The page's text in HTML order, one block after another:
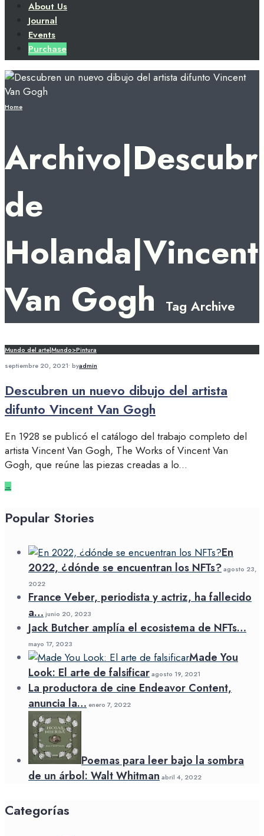
About Us
Journal
Events
Purchase
Home
de
Holanda|Vincent
Van Gogh
Tag Archive
Mundo del arte|Mundo>Pintura
septiembre 20, 2021• byadmin
Descubren un nuevo dibujo del artista
difunto Vincent Van Gogh
En 1928 se publicó el catálogo del trabajo completo del
artista Vincent Van Gogh, The Works of Vincent Van
Gogh, que reúne las piezas creadas a lo...
→
Popular Stories
En
2022, ¿dónde se encuentran los NFTs?agosto 23,
2022
France Veber, periodista y actriz, ha fallecido
a… junio 20, 2023
Jack Butcher amplía el ecosistema de NFTs…
mayo 17, 2023
Made You
Look: El arte de falsificaragosto 19, 2021
La productora de cine Endeavor Content,
anuncia la… enero 7, 2022
Poemas para leer bajo la sombra
de un árbol: Walt Whitman abril 4, 2022
Categorías